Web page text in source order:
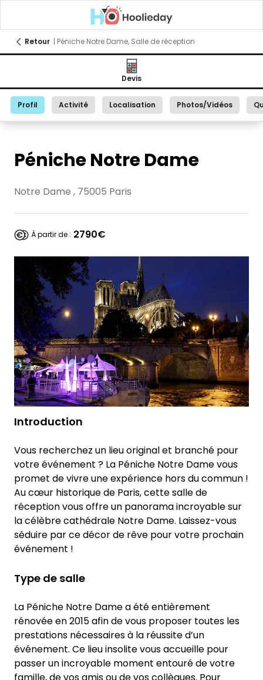
Retour | Péniche Notre Dame, Salle de réception
Devis
Profil Activité Localisation Photos/Vidéos
Péniche Notre Dame
Notre Dame , 75005 Paris
À partir de : 2790€
Introduction
Vous recherchez un lieu original et branché pour
votre événement ? La Péniche Notre Dame vous
promet de vivre une expérience hors du commun !
Au cœur historique de Paris, cette salle de
réception vous offre un panorama incroyable sur
la célèbre cathédrale Notre Dame. Laissez-vous
séduire par ce décor de rêve pour votre prochain
événement !
Type de salle
La Péniche Notre Dame a été entièrement
rénovée en 2015 afin de vous proposer toutes les
prestations nécessaires à la réussite d’un
événement. Ce lieu insolite vous accueille pour
passer un incroyable moment entouré de votre